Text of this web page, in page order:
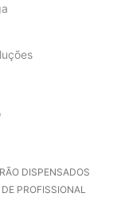
DISPENSADOS
PROFISSIONAL